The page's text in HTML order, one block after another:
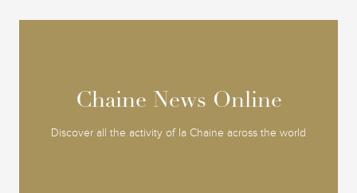
Chaine News Online
Discover all the activity of la Chaine across the world
Chaine News Online